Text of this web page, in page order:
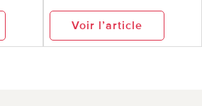
Voir l’article